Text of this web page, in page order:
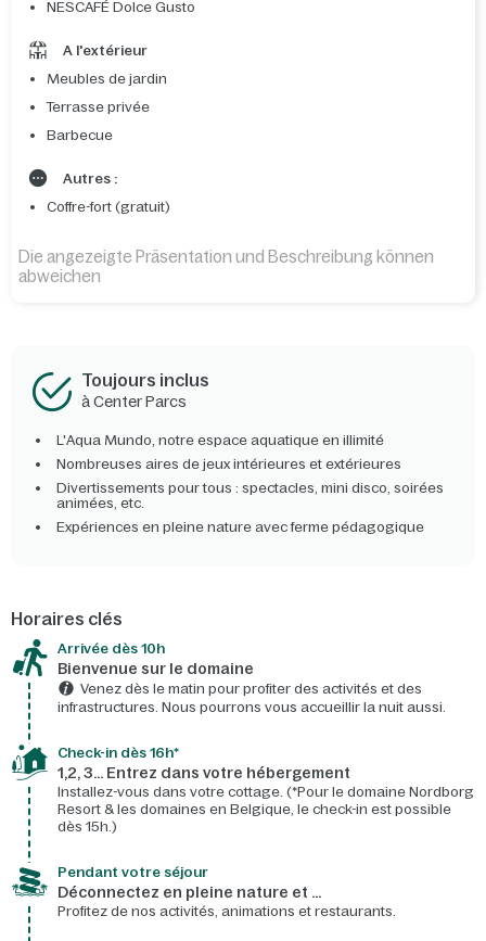
NESCAFÉ Dolce Gusto
A l'extérieur
Meubles de jardin
Terrasse privée
Barbecue
Autres :
Coffre-fort (gratuit)
Die angezeigte Präsentation und Beschreibung können
abweichen
Toujours inclus
à Center Parcs
L'Aqua Mundo, notre espace aquatique en illimité
Nombreuses aires de jeux intérieures et extérieures
Divertissements pour tous : spectacles, mini disco, soirées
animées, etc.
Expériences en pleine nature avec ferme pédagogique
Horaires clés
Arrivée dès 10h​
Bienvenue sur le domaine​
Venez dès le matin pour profiter des activités et des
infrastructures. Nous pourrons vous accueillir la nuit aussi.
Check-in dès 16h*​
1,2, 3… Entrez dans votre hébergement
Installez-vous dans votre cottage. (*Pour le domaine Nordborg
Resort & les domaines en Belgique, le check-in est possible
dès 15h.)
Pendant votre séjour
Déconnectez en pleine nature et …
Profitez de nos activités, animations et restaurants.